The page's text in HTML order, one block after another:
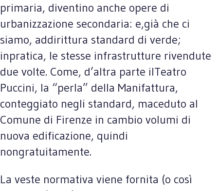
primaria, diventino anche opere di
urbanizzazione secondaria: e,già che ci
siamo, addirittura standard di verde;
inpratica, le stesse infrastrutture rivendute
due volte. Come, d’altra parte ilTeatro
Puccini, la “perla” della Manifattura,
conteggiato negli standard, maceduto al
Comune di Firenze in cambio volumi di
nuova edificazione, quindi
nongratuitamente.
La veste normativa viene fornita (o così